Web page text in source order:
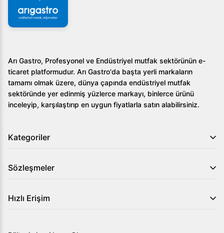
Arı Gastro, Profesyonel ve Endüstriyel mutfak sektörünün e-
ticaret platformudur. Arı Gastro'da başta yerli markaların
tamamı olmak üzere, dünya çapında endüstriyel mutfak
sektöründe yer edinmiş yüzlerce markayı, binlerce ürünü
inceleyip, karşılaştırıp en uygun fiyatlarla satın alabilirsiniz.
Kategoriler
Sözleşmeler
Hızlı Erişim